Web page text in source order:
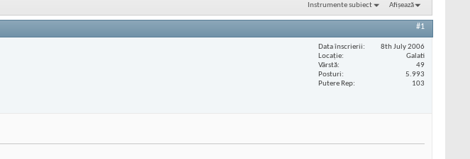
Instrumente subiect Afișează
#1
Data înscrierii
8th July 2006
Locaţie
Galati
Vârstă
49
Posturi
5.993
Putere Rep
103